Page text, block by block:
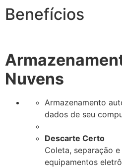
Benefícios
Nuvens
Armazenamento
dados de seu
Descarte Certo
Coleta, separação
equipamentos